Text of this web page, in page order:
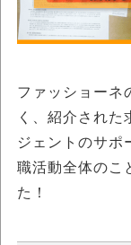
ファッショーネ
く、紹介された
ジェントのサポ
職活動全体のこ
た！